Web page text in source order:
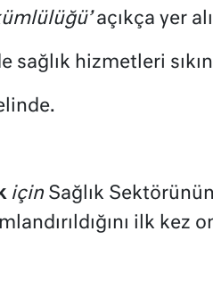
açıkça yer
sağlık hizmetleri
içinSağlık
ilk kez on